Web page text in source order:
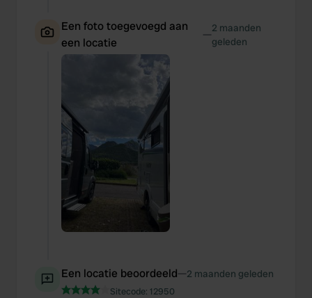
Een foto toegevoegd aan
een locatie
—2 maanden
geleden
Een locatie beoordeeld—2 maanden geleden
Sitecode: 12950